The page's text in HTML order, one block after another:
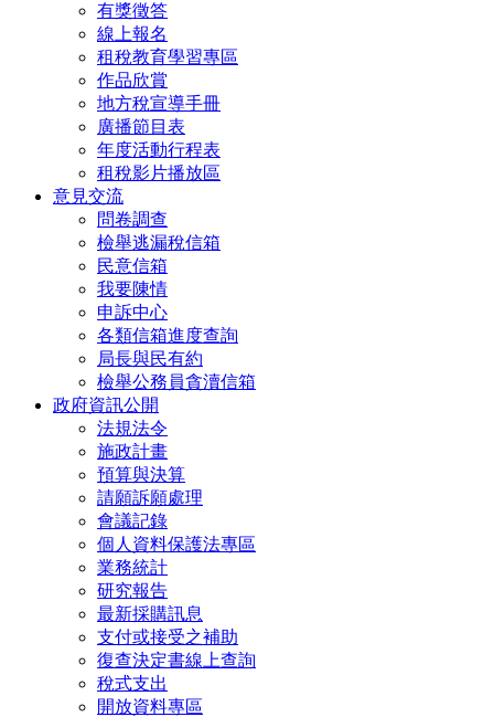
有獎徵答
線上報名
租稅教育學習專區
作品欣賞
地方稅宣導手冊
廣播節目表
年度活動行程表
租稅影片播放區
意見交流
問卷調查
檢舉逃漏稅信箱
民意信箱
我要陳情
申訴中心
各類信箱進度查詢
局長與民有約
檢舉公務員貪瀆信箱
政府資訊公開
法規法令
施政計畫
預算與決算
請願訴願處理
會議記錄
個人資料保護法專區
業務統計
研究報告
最新採購訊息
支付或接受之補助
復查決定書線上查詢
稅式支出
開放資料專區